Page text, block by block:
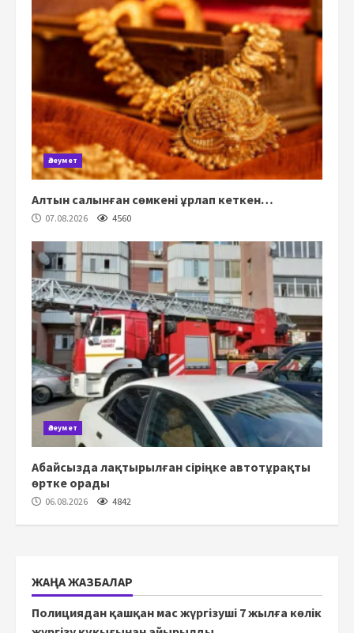
Әлеумет
Алтын салынған сөмкені ұрлап кеткен…
07.08.2026 4560
Әлеумет
Абайсызда лақтырылған сіріңке автотұрақты
өртке орады
06.08.2026 4842
ЖАҢА ЖАЗБАЛАР
Полициядан қашқан мас жүргізуші 7 жылға көлік